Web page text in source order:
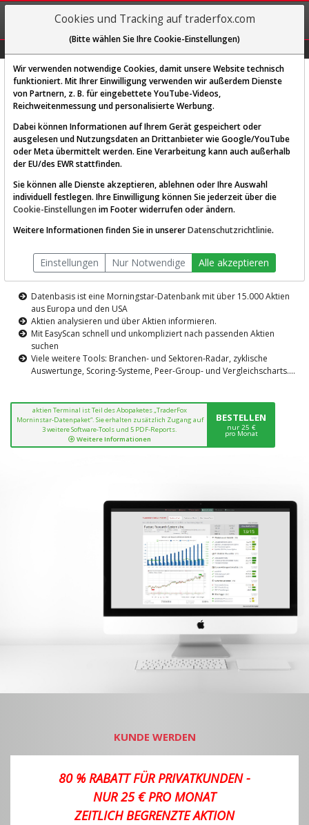
REGIS-
TRIEREN
Diese Funktion ist nur für
AKTIEN-TERMINAL
Die Aktienanalyse-Plattform von
TraderFox
Datenbasis ist eine Morningstar-Datenbank mit über 15.000 Aktien
aus Europa und den USA
Aktien analysieren und über Aktien informieren.
Mit EasyScan schnell und unkompliziert nach passenden Aktien
suchen
Viele weitere Tools: Branchen- und Sektoren-Radar, zyklische
Auswertunge, Scoring-Systeme, Peer-Group- und Vergleichscharts....
aktien Terminal ist Teil des Abopaketes „TraderFox
Morninstar-Datenpaket“. Sie erhalten zusätzlich Zugang auf
3 weitere Software-Tools und 5 PDF-Reports.
Weitere Informationen
BESTELLEN
nur 25 €
pro Monat
KUNDE WERDEN
80 % RABATT FÜR PRIVATKUNDEN -
NUR 25 € PRO MONAT
ZEITLICH BEGRENZTE AKTION
Cookies und Tracking auf traderfox.com
(Bitte wählen Sie Ihre Cookie-Einstellungen)
Wir verwenden notwendige Cookies, damit unsere Website technisch
funktioniert. Mit Ihrer Einwilligung verwenden wir außerdem Dienste
von Partnern, z. B. für eingebettete YouTube-Videos,
Reichweitenmessung und personalisierte Werbung.
Dabei können Informationen auf Ihrem Gerät gespeichert oder
ausgelesen und Nutzungsdaten an Drittanbieter wie Google/YouTube
oder Meta übermittelt werden. Eine Verarbeitung kann auch außerhalb
der EU/des EWR stattfinden.
Sie können alle Dienste akzeptieren, ablehnen oder Ihre Auswahl
individuell festlegen. Ihre Einwilligung können Sie jederzeit über die
Cookie-Einstellungen im Footer widerrufen oder ändern.
Weitere Informationen finden Sie in unsererDatenschutzrichtlinie.
Einstellungen Nur Notwendige Alle akzeptieren